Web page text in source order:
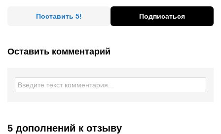
Поставить 5! Подписаться
Оставить комментарий
5 дополнений к отзыву